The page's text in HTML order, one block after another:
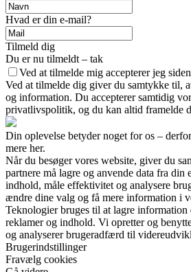
Hvad er din e-mail?
Tilmeld dig
Du er nu tilmeldt – tak
Ved at tilmelde mig accepterer jeg
Ved at tilmelde dig giver du samtykke til,
og information. Du accepterer samtidig
privatlivspolitik, og du kan altid framelde
Din oplevelse betyder noget for os –
mere her.
Når du besøger vores website, giver du
partnere må lagre og anvende data fra din
indhold, måle effektivitet og analysere
ændre dine valg og få mere information i
Teknologier bruges til at lagre information
reklamer og indhold. Vi opretter og
og analyserer brugeradfærd til
Brugerindstillinger
Fravælg cookies